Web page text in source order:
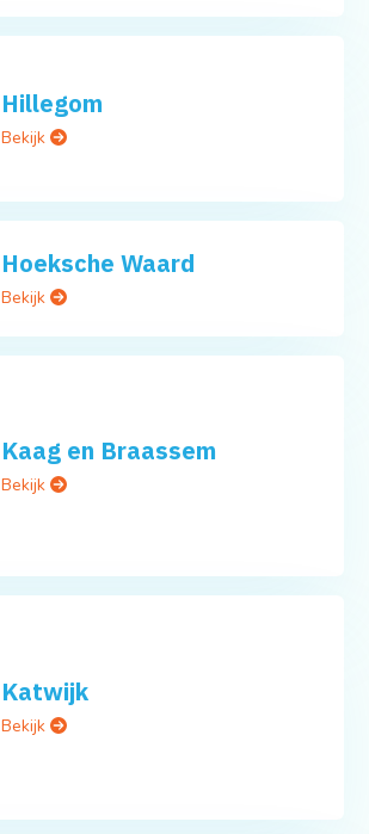
Hillegom
Bekijk
Hoeksche Waard
Bekijk
Kaag en Braassem
Bekijk
Katwijk
Bekijk